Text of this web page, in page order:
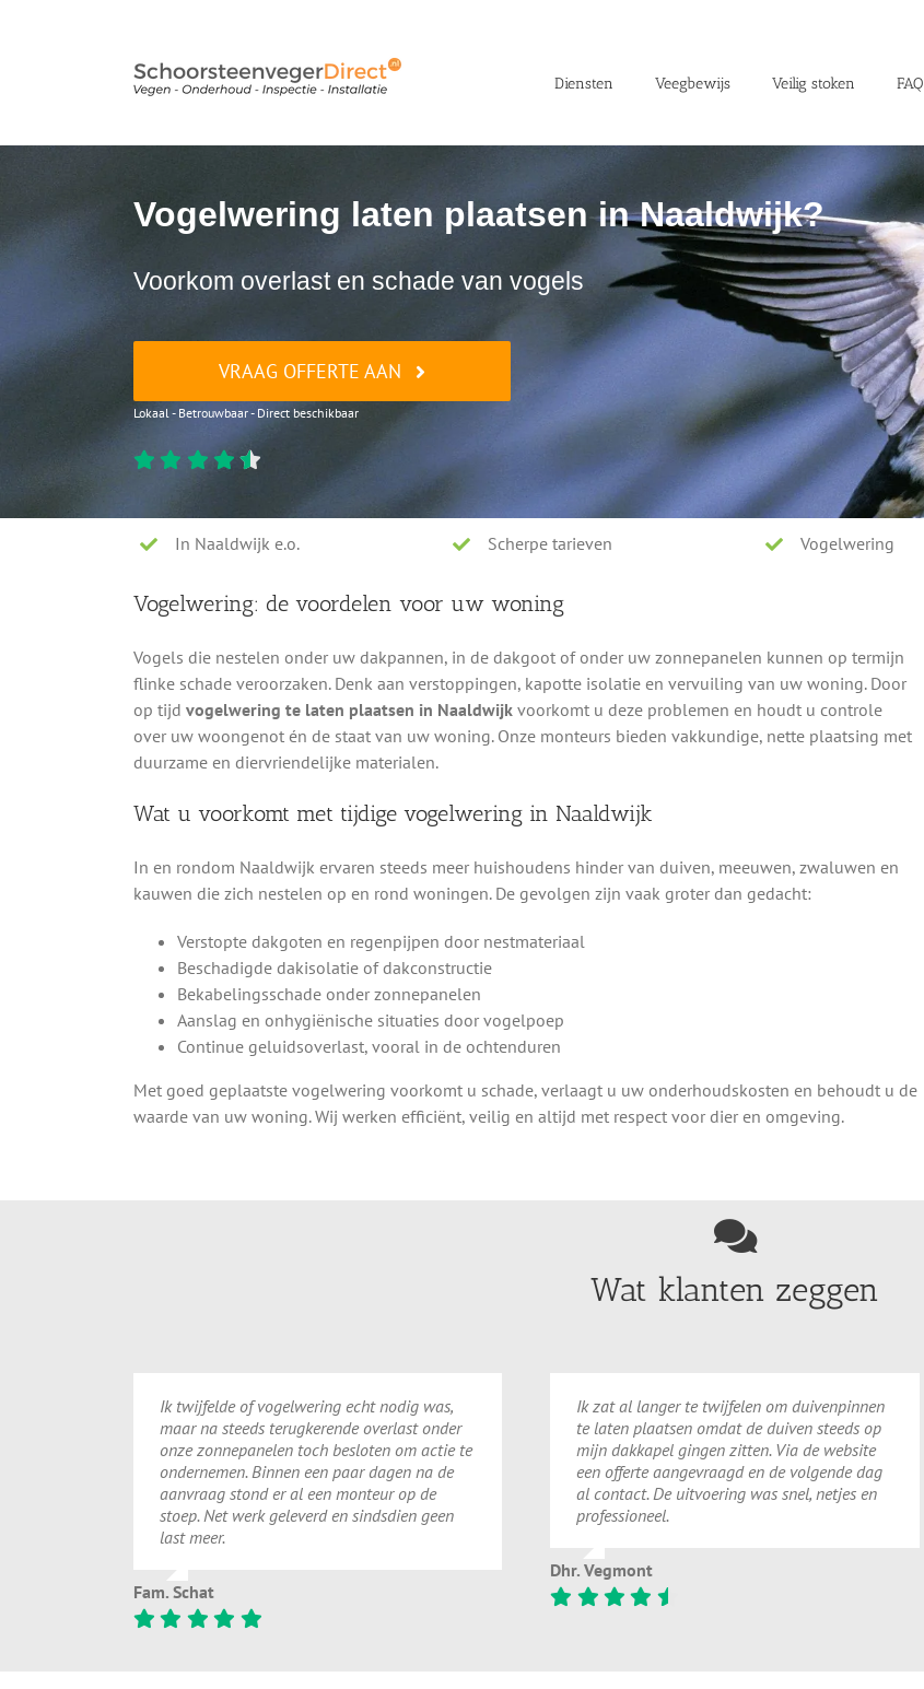
Diensten Veegbewijs Veilig stoken FAQ
Vogelwering laten plaatsen in Naaldwijk?
Voorkom overlast en schade van vogels
VRAAG OFFERTE AAN
Lokaal - Betrouwbaar - Direct beschikbaar
In Naaldwijk e.o. Scherpe tarieven Vogelwering
Vogelwering: de voordelen voor uw woning
Vogels die nestelen onder uw dakpannen, in de dakgoot of onder uw zonnepanelen kunnen op termijn
flinke schade veroorzaken. Denk aan verstoppingen, kapotte isolatie en vervuiling van uw woning. Door
op tijd vogelwering te laten plaatsen in Naaldwijkvoorkomt u deze problemen en houdt u controle
over uw woongenot én de staat van uw woning. Onze monteurs bieden vakkundige, nette plaatsing met
duurzame en diervriendelijke materialen.
Wat u voorkomt met tijdige vogelwering in Naaldwijk
In en rondom Naaldwijk ervaren steeds meer huishoudens hinder van duiven, meeuwen, zwaluwen en
kauwen die zich nestelen op en rond woningen. De gevolgen zijn vaak groter dan gedacht:
Verstopte dakgoten en regenpijpen door nestmateriaal
Beschadigde dakisolatie of dakconstructie
Bekabelingsschade onder zonnepanelen
Aanslag en onhygiënische situaties door vogelpoep
Continue geluidsoverlast, vooral in de ochtenduren
Met goed geplaatste vogelwering voorkomt u schade, verlaagt u uw onderhoudskosten en behoudt u de
waarde van uw woning. Wij werken efficiënt, veilig en altijd met respect voor dier en omgeving.
Wat klanten zeggen
Ik twijfelde of vogelwering echt nodig was,
maar na steeds terugkerende overlast onder
onze zonnepanelen toch besloten om actie te
ondernemen. Binnen een paar dagen na de
aanvraag stond er al een monteur op de
stoep. Net werk geleverd en sindsdien geen
last meer.
Fam. Schat
Ik zat al langer te twijfelen om duivenpinnen
te laten plaatsen omdat de duiven steeds op
mijn dakkapel gingen zitten. Via de website
een offerte aangevraagd en de volgende dag
al contact. De uitvoering was snel, netjes en
professioneel.
Dhr. Vegmont